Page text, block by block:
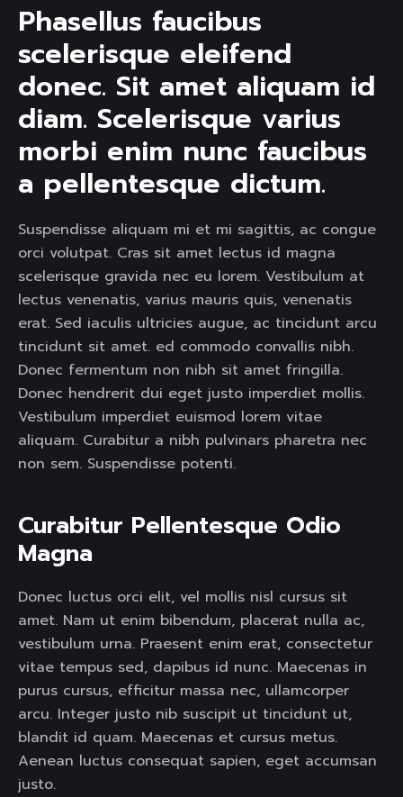
Phasellus faucibus
scelerisque eleifend
donec. Sit amet aliquam id
diam. Scelerisque varius
morbi enim nunc faucibus
a pellentesque dictum.
Suspendisse aliquam mi et mi sagittis, ac congue
orci volutpat. Cras sit amet lectus id magna
scelerisque gravida nec eu lorem. Vestibulum at
lectus venenatis, varius mauris quis, venenatis
erat. Sed iaculis ultricies augue, ac tincidunt arcu
tincidunt sit amet. ed commodo convallis nibh.
Donec fermentum non nibh sit amet fringilla.
Donec hendrerit dui eget justo imperdiet mollis.
Vestibulum imperdiet euismod lorem vitae
aliquam. Curabitur a nibh pulvinars pharetra nec
non sem. Suspendisse potenti.
Curabitur Pellentesque Odio
Magna
Donec luctus orci elit, vel mollis nisl cursus sit
amet. Nam ut enim bibendum, placerat nulla ac,
vestibulum urna. Praesent enim erat, consectetur
vitae tempus sed, dapibus id nunc. Maecenas in
purus cursus, efficitur massa nec, ullamcorper
arcu. Integer justo nib suscipit ut tincidunt ut,
blandit id quam. Maecenas et cursus metus.
Aenean luctus consequat sapien, eget accumsan
justo.